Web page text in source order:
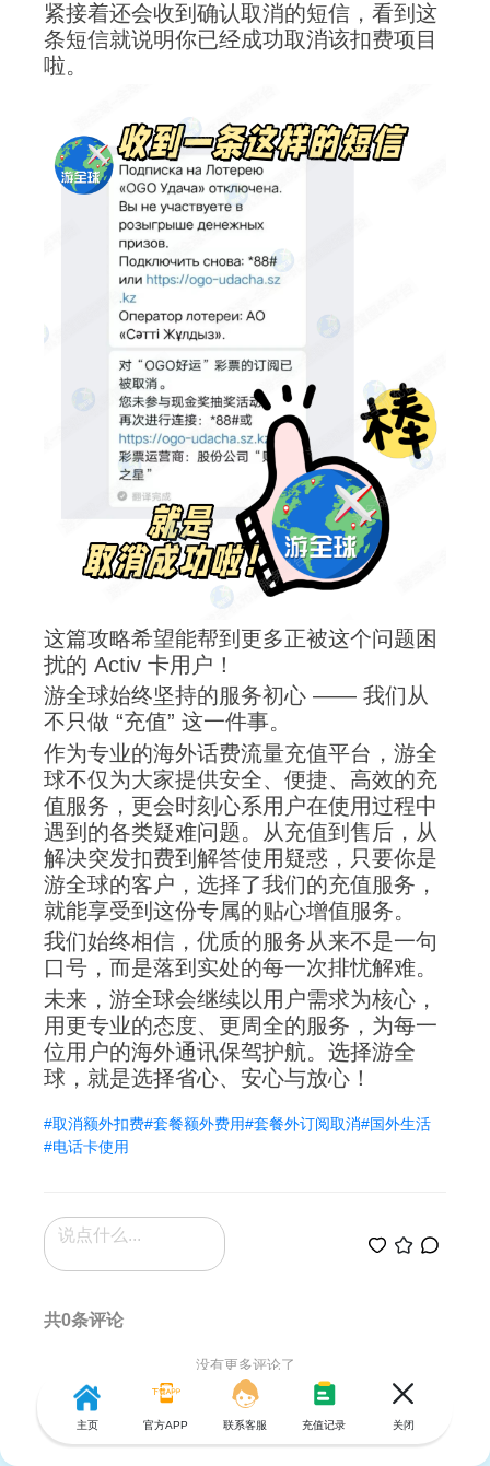
紧接着还会收到确认取消的短信，看到这
条短信就说明你已经成功取消该扣费项目
啦。
这篇攻略希望能帮到更多正被这个问题困
扰的 Activ 卡用户！
游全球始终坚持的服务初心 —— 我们从
不只做 “充值” 这一件事。
作为专业的海外话费流量充值平台，游全
球不仅为大家提供安全、便捷、高效的充
值服务，更会时刻心系用户在使用过程中
遇到的各类疑难问题。从充值到售后，从
解决突发扣费到解答使用疑惑，只要你是
游全球的客户，选择了我们的充值服务，
就能享受到这份专属的贴心增值服务。
我们始终相信，优质的服务从来不是一句
口号，而是落到实处的每一次排忧解难。
未来，游全球会继续以用户需求为核心，
用更专业的态度、更周全的服务，为每一
位用户的海外通讯保驾护航。选择游全
球，就是选择省心、安心与放心！
#取消额外扣费#套餐额外费用#套餐外订阅取消#国外生活
#电话卡使用
共0条评论
没有更多评论了
主页 官方APP 联系客服 充值记录 关闭